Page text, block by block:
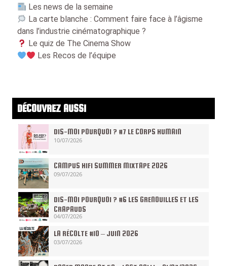
Les news de la semaine
La carte blanche : Comment faire face à l’âgisme
dans l’industrie cinématographique ?
Le quiz de The Cinema Show
Les Recos de l’équipe
DÉCOUVREZ AUSSI
DIS-MOI POURQUOI ? #7 LE CORPS HUMAIN
10/07/2026
CAMPUS HIFI SUMMER MIXTAPE 2026
09/07/2026
DIS-MOI POURQUOI ? #6 LES GRENOUILLES ET LES
CRAPAUDS
04/07/2026
LA RÉCOLTE #10 – JUIN 2026
03/07/2026